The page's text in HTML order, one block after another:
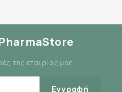
της εταιρίας μας
Εγγραφή